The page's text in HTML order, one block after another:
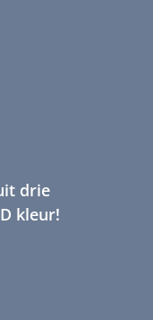
drie
kleur!